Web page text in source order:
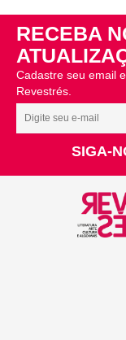
RECEBA
Cadastre seu email
Revestrés.
SIGA-